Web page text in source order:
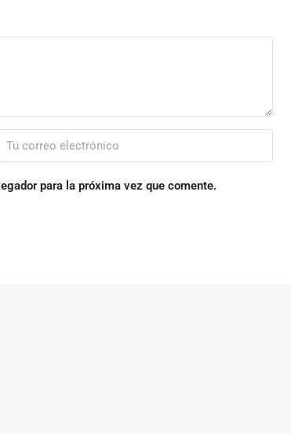
para la próxima vez que comente.